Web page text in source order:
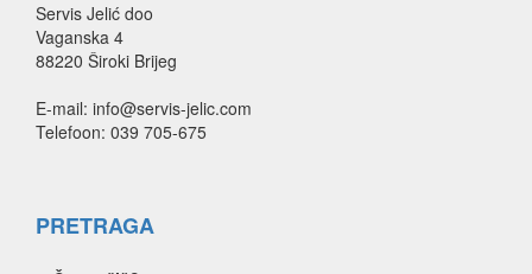
Servis Jelić doo
Vaganska 4
88220 Široki Brijeg
E-mail: info@servis-jelic.com
Telefoon: 039 705-675
PRETRAGA